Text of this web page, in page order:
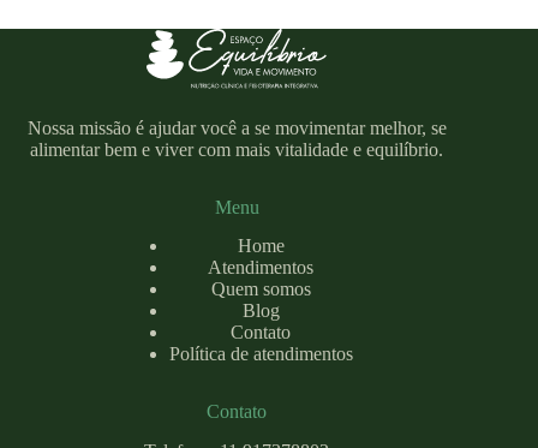
Nossa missão é ajudar você a se movimentar melhor, se
alimentar bem e viver com mais vitalidade e equilíbrio.
Menu
Home
Atendimentos
Quem somos
Blog
Contato
Política de atendimentos
Contato